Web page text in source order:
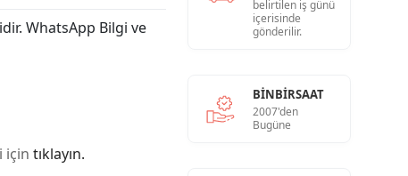
WhatsApp Bilgi ve
için tıklayın.
belirtilen iş günü
içerisinde
gönderilir.
BINBIRSAAT
2007'den
Bugüne